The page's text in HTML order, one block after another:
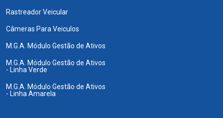
Rastreador Veicular
Câmeras Para Veiculos
M.G.A. Módulo Gestão de Ativos
M.G.A. Módulo Gestão de Ativos
- Linha Verde
M.G.A. Módulo Gestão de Ativos
- Linha Amarela